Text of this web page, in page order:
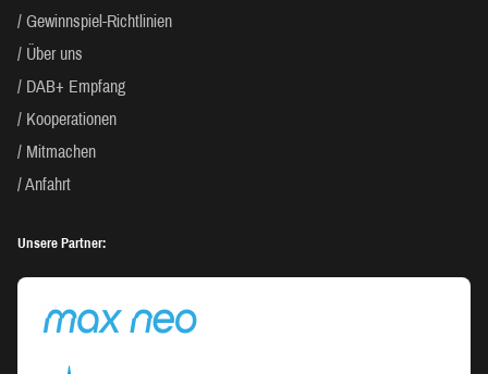
Gewinnspiel-Richtlinien
Über uns
DAB+ Empfang
Kooperationen
Mitmachen
Anfahrt
Unsere Partner: